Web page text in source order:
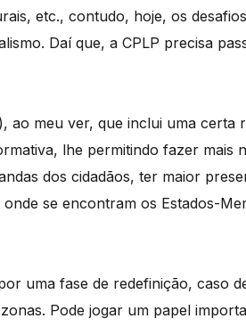
etc., contudo, hoje, os
Daí que, a CPLP precisa
ao meu ver, que inclui uma certa
lhe permitindo fazer mais
dos cidadãos, ter maior
se encontram os Estados-
uma fase de redefinição, caso
Pode jogar um papel